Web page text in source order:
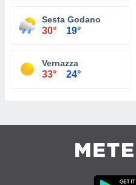
Sesta Godano
30° 19°
Vernazza
33° 24°